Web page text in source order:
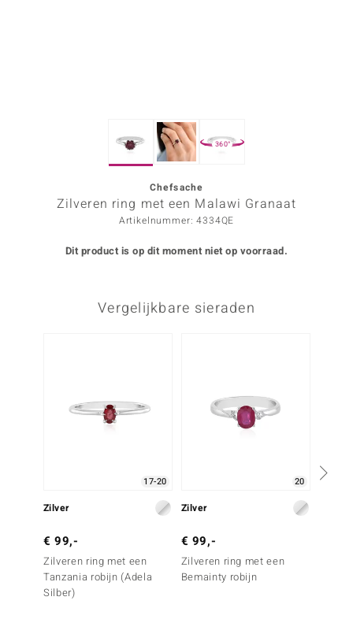
Collection
360°
Chefsache
Zilveren ring met een Malawi Granaat
Artikelnummer: 4334QE
Dit product is op dit moment niet op voorraad.
Vergelijkbare sieraden
17-20
Zilver
€ 99,-
Zilveren ring met een
Tanzania robijn (Adela
Silber)
20
Zilver
€ 99,-
Zilveren ring met een
Bemainty robijn